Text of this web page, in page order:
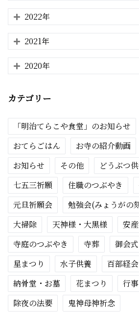
2022年
2021年
2020年
カテゴリー
「明治てらこや食堂」のお知らせ
おてらごはん
お寺の紹介動画
お知らせ
その他 どうぶつ
七五三祈願
住職のつぶやき
元旦祈願会
勉強会(みょうがの
大掃除
天神様・大黒様
安
寺庭のつぶやき
寺葬 御会式
星まつり
水子供養 百部経会
納骨堂・お墓
花まつり 行事
除夜の法要
鬼神母神祈念